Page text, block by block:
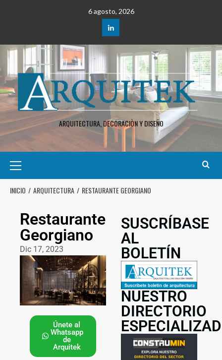
6 agosto, 2026
ARQUITECTURA, DECORACIÒN Y DISEÑO
INICIO ARQUITECTURA RESTAURANTE GEORGIANO
Restaurante
Georgiano
Dic 17, 2023
Únete al
Whatsapp
de
Arquitek
SUSCRÍBASE
AL
BOLETÍN
NUESTRO
DIRECTORIO